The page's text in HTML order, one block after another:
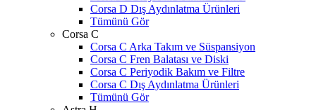
Corsa D Dış Aydınlatma Ürünleri
Tümünü Gör
Corsa C
Corsa C Arka Takım ve Süspansiyon
Corsa C Fren Balatası ve Diski
Corsa C Periyodik Bakım ve Filtre
Corsa C Dış Aydınlatma Ürünleri
Tümünü Gör